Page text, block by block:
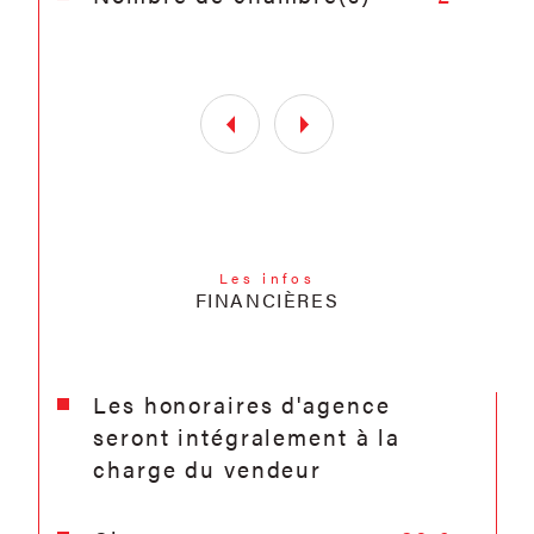
Les infos
FINANCIÈRES
Les honoraires d'agence
seront intégralement à la
charge du vendeur